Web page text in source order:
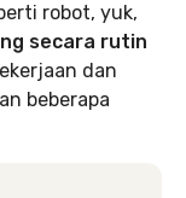
robot, yuk,
secara rutin
dan
beberapa